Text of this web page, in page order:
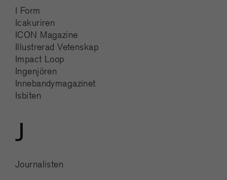
I Form
Icakuriren
ICON Magazine
Illustrerad Vetenskap
Impact Loop
Ingenjören
Innebandymagazinet
Isbiten
J
Journalisten